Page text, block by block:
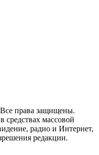
права защищены.
средствах массовой
радио и Интернет,
редакции.